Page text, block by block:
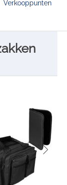
Verkooppunten